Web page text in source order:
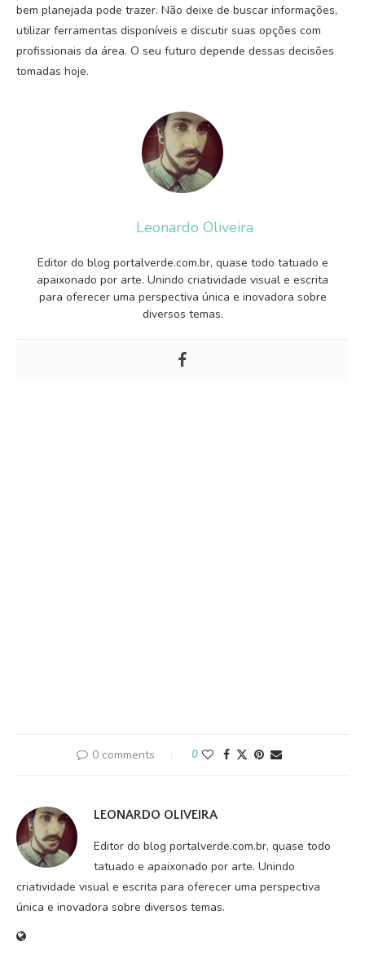
bem planejada pode trazer. Não deixe de buscar informações,
utilizar ferramentas disponíveis e discutir suas opções com
profissionais da área. O seu futuro depende dessas decisões
tomadas hoje.
Leonardo Oliveira
Editor do blog portalverde.com.br, quase todo tatuado e
apaixonado por arte. Unindo criatividade visual e escrita
para oferecer uma perspectiva única e inovadora sobre
diversos temas.
0 comments 0
LEONARDO OLIVEIRA
Editor do blog portalverde.com.br, quase todo
tatuado e apaixonado por arte. Unindo
criatividade visual e escrita para oferecer uma perspectiva
única e inovadora sobre diversos temas.